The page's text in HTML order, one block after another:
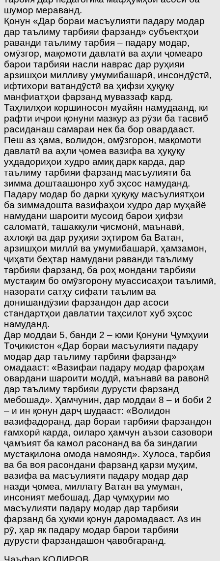
шумор мераванд.
Қонун «Дар бораи масъулияти падару модар
дар таълиму тарбияи фарзанд» субъектҳои
раванди таълиму тарбия – падару модар,
омӯзгор, мақомоти давлатӣ ва аҳли ҷомеаро
барои тарбияи насли наврас дар руҳияи
арзишҳои милливу умумибашарӣ, инсондӯстӣ,
ифтихори ватандӯстӣ ва ҳифзи ҳуқуқу
манфиатҳои фарзанд муваззаф кард.
Таҳлилҳои коршиносон муайян намудаанд, ки
рафти иҷрои қонуни мазкур аз рӯзи ба тасвиб
расиданаш самараи нек ба бор овардааст.
Пеш аз ҳама, волидон, омӯзгорон, мақомоти
давлатӣ ва аҳли ҷомеа вазифа ва ҳуқуқу
уҳдадориҳои худро амиқ дарк карда, дар
таълиму тарбияи фарзанд масъулияти ба
зимма доштаашонро хуб эҳсос намуданд.
Падару модар бо дарки ҳуқуқу масъулиятҳои
ба зиммадошта вазифаҳои худро дар муҳайё
намудани шароити мусоид барои ҳифзи
саломатӣ, ташаккули ҷисмонӣ, маънавӣ,
ахлоқӣ ва дар руҳияи эҳтиром ба Ватан,
арзишҳои миллӣ ва умумибашарӣ, ҳамзамон,
ҷиҳати беҳтар намудани раванди таълиму
тарбияи фарзанд, ба роҳ мондани тарбияи
мустақим бо омӯзгорону муассисаҳои таълимӣ,
назорати сатҳу сифати таълим ва
донишандӯзии фарзандон дар асоси
стандартҳои давлатии таҳсилот хуб эҳсос
намуданд.
Дар моддаи 5, банди 2 – юми Қонуни Ҷумҳуии
Тоҷикистон «Дар бораи масъулияти падару
модар дар таълиму тарбияи фарзанд»
омадааст: «Вазифаи падару модар фароҳам
овардани шароити моддӣ, маънавӣ ва равонӣ
дар таълиму тарбияи дурусти фарзанд
мебошад». Ҳамчунин, дар моддаи 8 – и боби 2
– и ин қонун дарҷ шудааст: «Волидон
вазифадоранд, дар бораи тарбияи фарзандон
ғамхорӣ карда, оиларо ҳамчун аъзои сазовори
ҷамъият ба камол расонанд ва ба зиндагии
мустақилона омода намоянд». Хулоса, тарбия
ва ба воя расондани фарзанд қарзи муҳим,
вазифа ва масъулияти падару модар дар
назди ҷомеа, миллату Ватан ва умуман,
инсоният мебошад. Дар ҷумҳурии мо
масъулияти падару модар дар тарбияи
фарзанд ба ҳукми қонун даромадааст. Аз ин
рӯ, ҳар як падару модар барои тарбияи
дурусти фарзандашон ҷавобгаранд.